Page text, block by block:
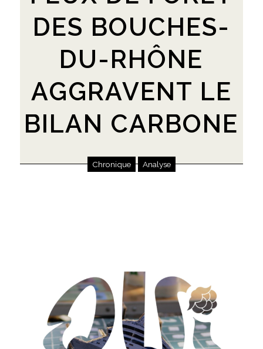
DES BOUCHES-
DU-RHÔNE
AGGRAVENT LE
BILAN CARBONE
Chronique Analyse